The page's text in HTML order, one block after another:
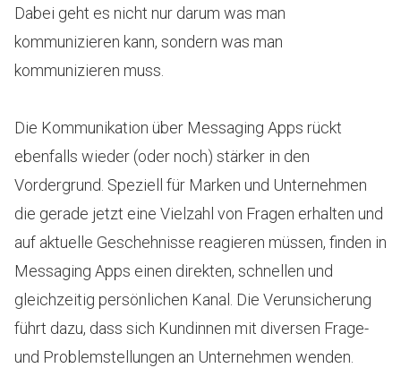
Dabei geht es nicht nur darum was man
kommunizieren kann, sondern was man
kommunizieren muss.
Die Kommunikation über Messaging Apps rückt
ebenfalls wieder (oder noch) stärker in den
Vordergrund. Speziell für Marken und Unternehmen
die gerade jetzt eine Vielzahl von Fragen erhalten und
auf aktuelle Geschehnisse reagieren müssen, finden in
Messaging Apps einen direkten, schnellen und
gleichzeitig persönlichen Kanal. Die Verunsicherung
führt dazu, dass sich Kundinnen mit diversen Frage-
und Problemstellungen an Unternehmen wenden.